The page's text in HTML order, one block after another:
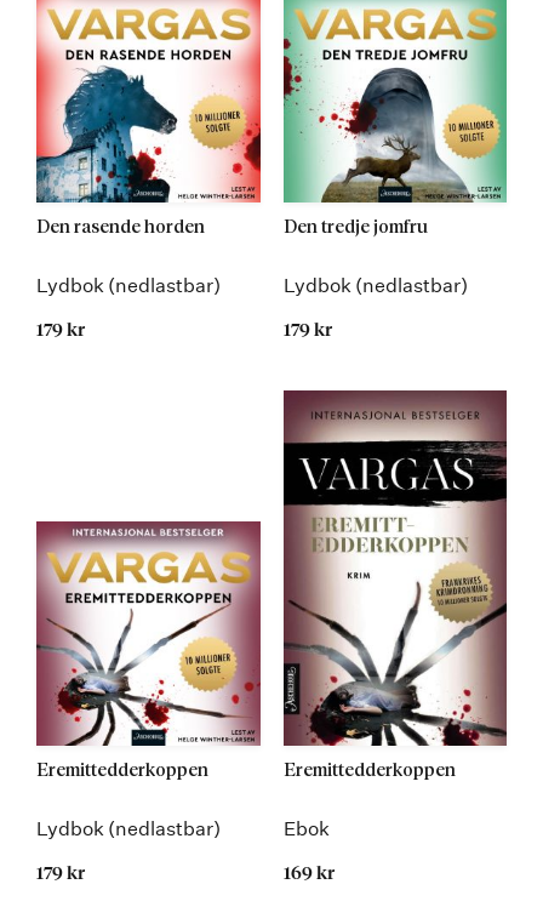
Den rasende horden
Lydbok (nedlastbar)
179 kr
Den tredje jomfru
Lydbok (nedlastbar)
179 kr
Eremittedderkoppen
Lydbok (nedlastbar)
179 kr
Eremittedderkoppen
Ebok
169 kr